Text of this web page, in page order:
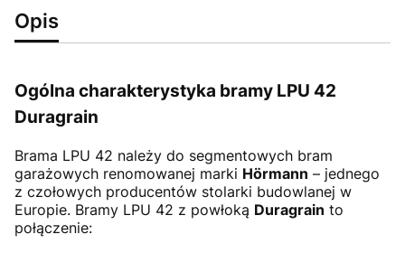
Opis
Ogólna charakterystyka bramy LPU 42
Duragrain
Brama LPU 42 należy do segmentowych bram
garażowych renomowanej marki Hörmann – jednego
z czołowych producentów stolarki budowlanej w
Europie. Bramy LPU 42 z powłoką Duragrain to
połączenie: